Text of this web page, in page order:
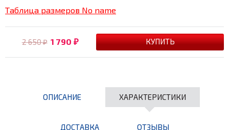
Таблица размеров No name
2 650₽ 1 790 ₽
ОПИСАНИЕ ХАРАКТЕРИСТИКИ
ДОСТАВКА ОТЗЫВЫ